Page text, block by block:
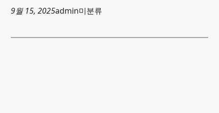
9월 15, 2025admin미분류